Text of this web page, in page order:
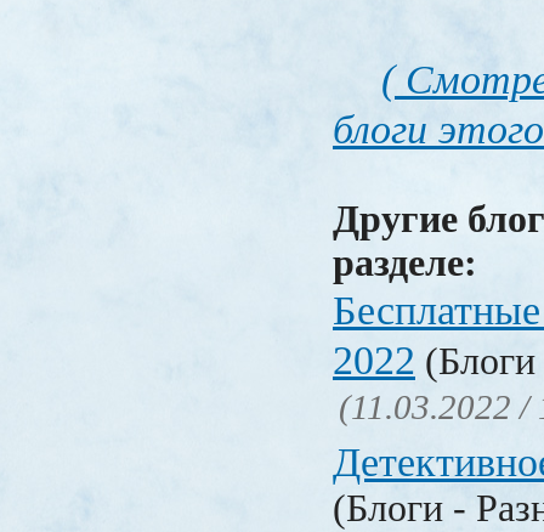
(
блоги
Другие
разделе:
2022
(11.03.2022 /
(Блоги -